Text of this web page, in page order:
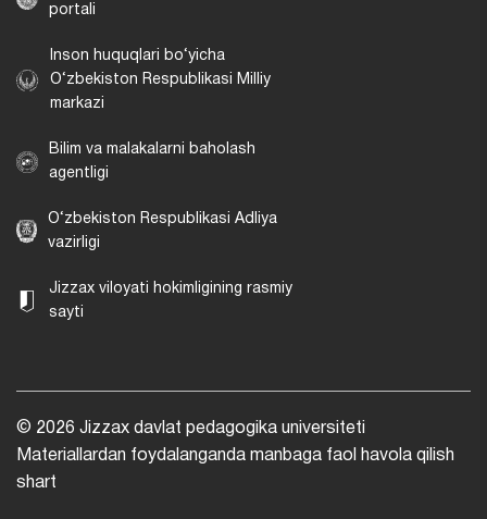
portali
Inson huquqlari bo‘yicha
O‘zbekiston Respublikasi Milliy
markazi
Bilim va malakalarni baholash
agentligi
O‘zbekiston Respublikasi Adliya
vazirligi
Jizzax viloyati hokimligining rasmiy
sayti
© 2026 Jizzax davlat pedagogika universiteti
Materiallardan foydalanganda manbaga faol havola qilish
shart